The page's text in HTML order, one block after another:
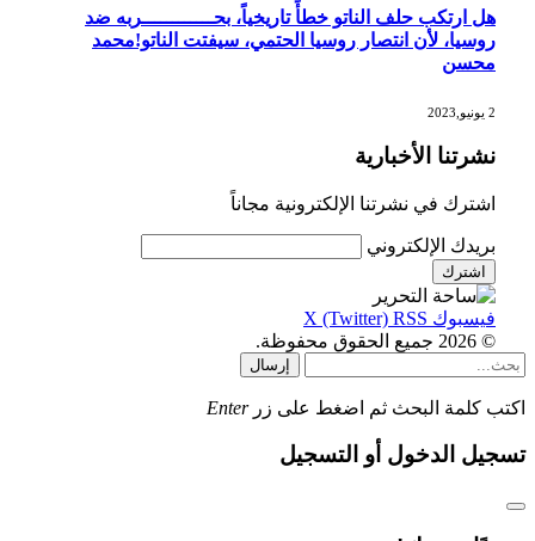
هل ارتكب حلف الناتو خطأً تاريخياً، بحــــــــــــربه ضد
روسيا، لأن انتصار روسيا الحتمي، سيفتت الناتو!محمد
محسن
نشرتنا الأخبارية
اشترك في نشرتنا الإلكترونية مجاناً
بريدك الإلكتروني
فيسبوك X (Twitter) RSS
© 2026 جميع الحقوق محفوظة.
إرسال
اكتب كلمة البحث ثم اضغط على زر Enter
تسجيل الدخول أو التسجيل